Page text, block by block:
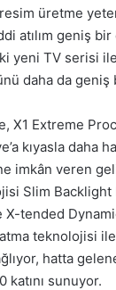
üretme
atılım geniş
yeni TV serisi
daha da geniş
X1 Extreme
kıyasla daha
imkân veren
Slim Backlight
X-tended
teknolojisi
hatta
katını sunuyor.